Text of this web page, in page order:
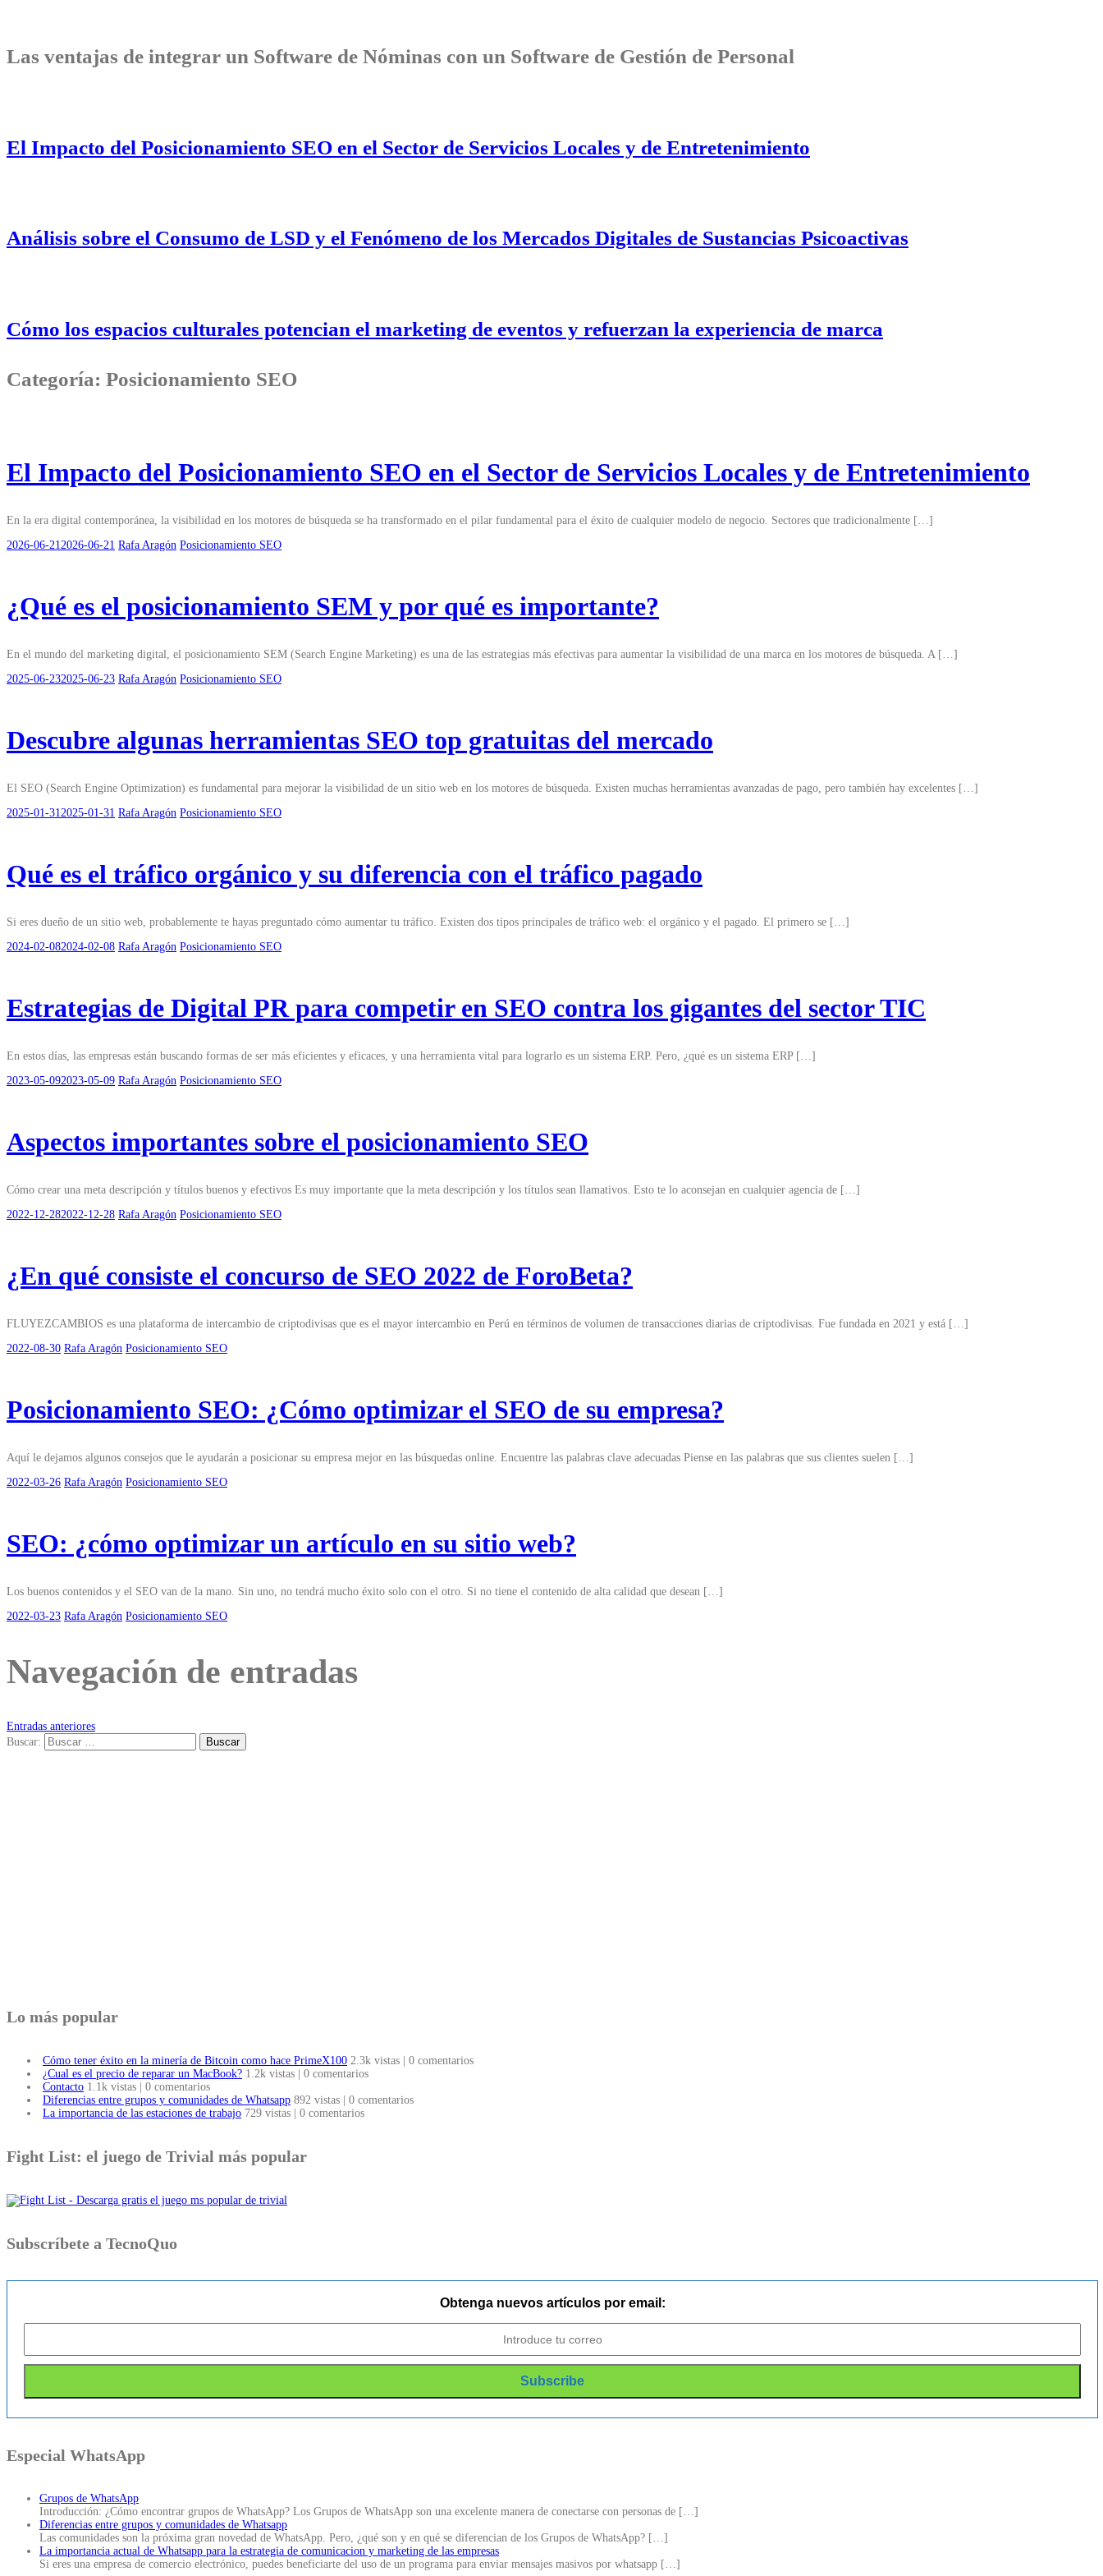
Las ventajas de integrar un Software de Nóminas con un Software de Gestión de Personal
El Impacto del Posicionamiento SEO en el Sector de Servicios Locales y de Entretenimiento
Análisis sobre el Consumo de LSD y el Fenómeno de los Mercados Digitales de Sustancias Psicoactivas
Cómo los espacios culturales potencian el marketing de eventos y refuerzan la experiencia de marca
Categoría: Posicionamiento SEO
El Impacto del Posicionamiento SEO en el Sector de Servicios Locales y de Entretenimiento
En la era digital contemporánea, la visibilidad en los motores de búsqueda se ha transformado en el pilar fundamental para el éxito de cualquier modelo de negocio. Sectores que tradicionalmente […]
2026-06-212026-06-21 Rafa Aragón Posicionamiento SEO
¿Qué es el posicionamiento SEM y por qué es importante?
En el mundo del marketing digital, el posicionamiento SEM (Search Engine Marketing) es una de las estrategias más efectivas para aumentar la visibilidad de una marca en los motores de búsqueda. A […]
2025-06-232025-06-23 Rafa Aragón Posicionamiento SEO
Descubre algunas herramientas SEO top gratuitas del mercado
El SEO (Search Engine Optimization) es fundamental para mejorar la visibilidad de un sitio web en los motores de búsqueda. Existen muchas herramientas avanzadas de pago, pero también hay excelentes […]
2025-01-312025-01-31 Rafa Aragón Posicionamiento SEO
Qué es el tráfico orgánico y su diferencia con el tráfico pagado
Si eres dueño de un sitio web, probablemente te hayas preguntado cómo aumentar tu tráfico. Existen dos tipos principales de tráfico web: el orgánico y el pagado. El primero se […]
2024-02-082024-02-08 Rafa Aragón Posicionamiento SEO
Estrategias de Digital PR para competir en SEO contra los gigantes del sector TIC
En estos días, las empresas están buscando formas de ser más eficientes y eficaces, y una herramienta vital para lograrlo es un sistema ERP. Pero, ¿qué es un sistema ERP […]
2023-05-092023-05-09 Rafa Aragón Posicionamiento SEO
Aspectos importantes sobre el posicionamiento SEO
Cómo crear una meta descripción y títulos buenos y efectivos Es muy importante que la meta descripción y los títulos sean llamativos. Esto te lo aconsejan en cualquier agencia de […]
2022-12-282022-12-28 Rafa Aragón Posicionamiento SEO
¿En qué consiste el concurso de SEO 2022 de ForoBeta?
FLUYEZCAMBIOS es una plataforma de intercambio de criptodivisas que es el mayor intercambio en Perú en términos de volumen de transacciones diarias de criptodivisas. Fue fundada en 2021 y está […]
2022-08-30 Rafa Aragón Posicionamiento SEO
Posicionamiento SEO: ¿Cómo optimizar el SEO de su empresa?
Aquí le dejamos algunos consejos que le ayudarán a posicionar su empresa mejor en las búsquedas online. Encuentre las palabras clave adecuadas Piense en las palabras que sus clientes suelen […]
2022-03-26 Rafa Aragón Posicionamiento SEO
SEO: ¿cómo optimizar un artículo en su sitio web?
Los buenos contenidos y el SEO van de la mano. Sin uno, no tendrá mucho éxito solo con el otro. Si no tiene el contenido de alta calidad que desean […]
2022-03-23 Rafa Aragón Posicionamiento SEO
Navegación de entradas
Entradas anteriores
Buscar:
Lo más popular
Cómo tener éxito en la minería de Bitcoin como hace PrimeX100 2.3k vistas
0 comentarios
¿Cual es el precio de reparar un MacBook? 1.2k vistas
0 comentarios
Contacto 1.1k vistas
0 comentarios
Diferencias entre grupos y comunidades de Whatsapp 892 vistas
0 comentarios
La importancia de las estaciones de trabajo 729 vistas 0 comentarios
Fight List: el juego de Trivial más popular
Subscríbete a TecnoQuo
Obtenga nuevos artículos por email:
Especial WhatsApp
Grupos de WhatsApp
Introducción: ¿Cómo encontrar grupos de WhatsApp? Los Grupos de WhatsApp son una excelente manera de conectarse con personas de […]
Diferencias entre grupos y comunidades de Whatsapp
Las comunidades son la próxima gran novedad de WhatsApp. Pero, ¿qué son y en qué se diferencian de los Grupos de WhatsApp? […]
La importancia actual de Whatsapp para la estrategia de comunicacion y marketing de las empresas
Si eres una empresa de comercio electrónico, puedes beneficiarte del uso de un programa para enviar mensajes masivos por whatsapp […]